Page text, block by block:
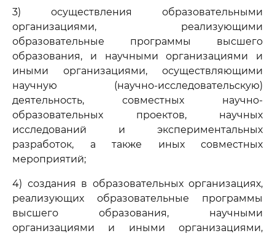
3) осуществления образовательными
организациями, реализующими
образовательные программы высшего
образования, и научными организациями и
иными организациями, осуществляющими
научную (научно-исследовательскую)
деятельность, совместных научно-
образовательных проектов, научных
исследований и экспериментальных
разработок, а также иных совместных
мероприятий;
4) создания в образовательных организациях,
реализующих образовательные программы
высшего образования, научными
организациями и иными организациями,